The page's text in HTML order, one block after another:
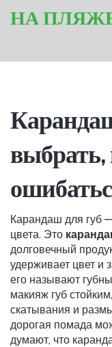
НА
выбрать,
Карандаш для губ
цвета. Это
долговечный
удерживает цвет и
его называют
макияж губ
скатывания и
дорогая помада
думают, что